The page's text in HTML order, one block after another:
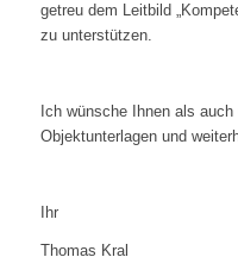
getreu dem Leitbild
zu unterstützen.
Ich wünsche Ihnen als
Objektunterlagen und
Ihr
Thomas Kral